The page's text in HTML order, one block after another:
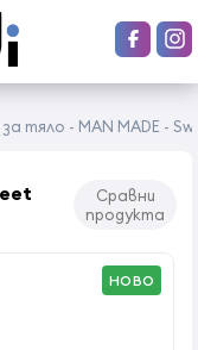
тяло - MAN MADE -
Сравни
продукта
НОВО